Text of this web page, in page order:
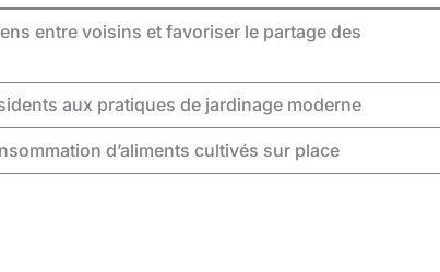
entre voisins et favoriser le partage des
aux pratiques de jardinage moderne
d’aliments cultivés sur place